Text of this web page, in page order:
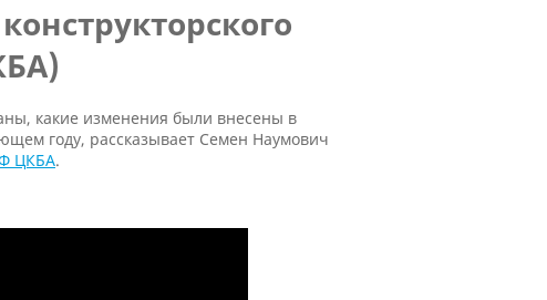
какие изменения были внесены в
году, рассказывает Семен Наумович
ЦКБА.